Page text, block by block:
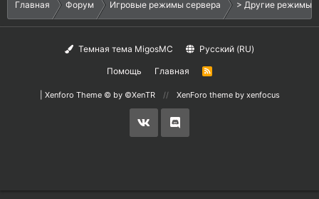
Главная Форум Игровые режимы сервера > Другие режимы
Темная тема MigosMC Русский (RU)
Помощь Главная
R
Xenforo Theme© by ©XenTR XenForo themeby xenfocus